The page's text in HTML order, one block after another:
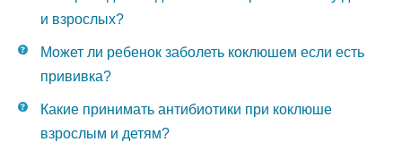
и взрослых?
Может ли ребенок заболеть коклюшем если есть
прививка?
Какие принимать антибиотики при коклюше
взрослым и детям?